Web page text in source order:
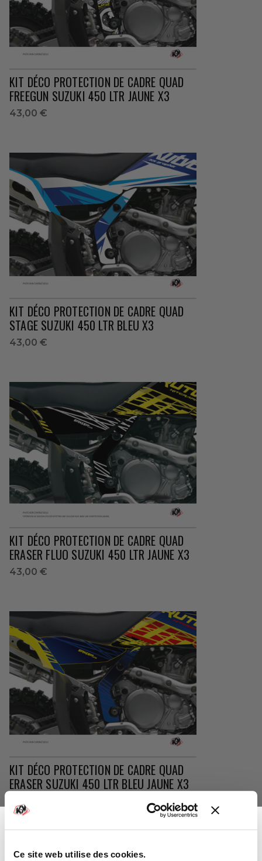
Ce site web utilise des cookies.
KIT DÉCO PROTECTION DE CADRE QUAD
FREEGUN SUZUKI 450 LTR JAUNE X3
43,00 €
KIT DÉCO PROTECTION DE CADRE QUAD
STAGE SUZUKI 450 LTR BLEU X3
43,00 €
KIT DÉCO PROTECTION DE CADRE QUAD
ERASER FLUO SUZUKI 450 LTR JAUNE X3
43,00 €
KIT DÉCO PROTECTION DE CADRE QUAD
ERASER SUZUKI 450 LTR BLEU JAUNE X3
43,00 €